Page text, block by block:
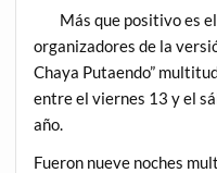
Más que positivo es
organizadores de la
Chaya Putaendo”
entre el viernes 13 y el
año.
Fueron nueve noches